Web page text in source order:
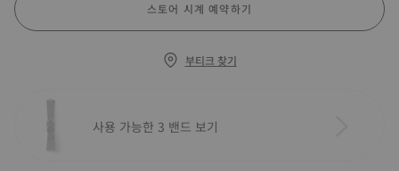
스토어 시계 예약하기
부티크 찾기
사용 가능한 3 밴드 보기